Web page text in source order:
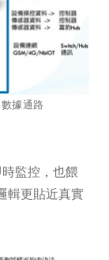
據通路
監控，也餵
輯更貼近真實